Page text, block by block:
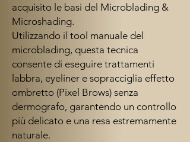
acquisito le basi del Microblading &
Microshading.
Utilizzando il tool manuale del
microblading, questa tecnica
consente di eseguire trattamenti
labbra, eyeliner e sopracciglia effetto
ombretto (Pixel Brows) senza
dermografo, garantendo un controllo
più delicato e una resa estremamente
naturale.